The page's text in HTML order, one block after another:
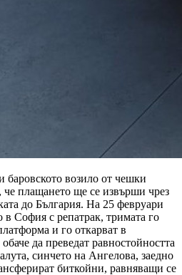
баровското возило от чешки
че плащането ще се извърши чрез
до България. На 25 февруари
в София с репатрак, тримата го
и го откарват в
да преведат равностойността
синчето на Ангелова, заедно
биткойни, равняващи се